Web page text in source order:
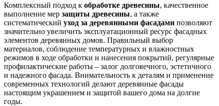
Комплексный подход к обработке древесины, качественное
выполнение мер защиты древесины, а также
систематический уход за деревянными фасадами позволяют
значительно увеличить эксплуатационный ресурс фасадных
элементов деревянных домов. Правильный выбор
материалов, соблюдение температурных и влажностных
режимов в ходе обработки и нанесения покрытий, регулярные
профилактические работы – залог долговечного, эстетичного
и надежного фасада. Внимательность к деталям и применение
современных технологий делают деревянные фасады
настоящим украшением и защитой вашего дома на долгие
годы.